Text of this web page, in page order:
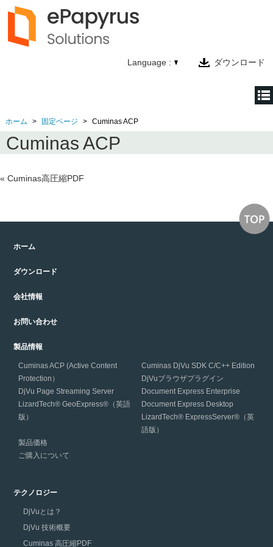
Language : ダウンロード
ホーム
製品情報
お問い合わせ
ホーム 固定ページ Cuminas ACP
Cuminas ACP
« Cuminas高圧縮PDF
ホーム
ダウンロード
会社情報
お問い合わせ
製品情報
Cuminas ACP (Active Content
Protection）
Cuminas DjVu SDK C/C++ Edition
DjVuブラウザプラグイン
DjVu Page Streaming Server
Document Express Enterprise
LizardTech® GeoExpress®（英語
版）
Document Express Desktop
LizardTech® ExpressServer®（英
語版）
製品価格
ご購入について
テクノロジー
DjVuとは？
DjVu 技術概要
Cuminas 高圧縮PDF